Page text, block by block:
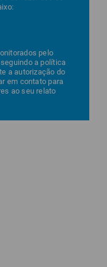
pelo
a política
a autorização do
em contato para
ao seu relato